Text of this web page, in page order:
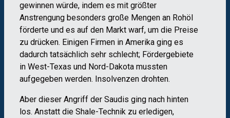
gewinnen würde, indem es mit größter
Anstrengung besonders große Mengen an Rohöl
förderte und es auf den Markt warf, um die Preise
zu drücken. Einigen Firmen in Amerika ging es
dadurch tatsächlich sehr schlecht; Fördergebiete
in West-Texas und Nord-Dakota mussten
aufgegeben werden. Insolvenzen drohten.
Aber dieser Angriff der Saudis ging nach hinten
los. Anstatt die Shale-Technik zu erledigen,